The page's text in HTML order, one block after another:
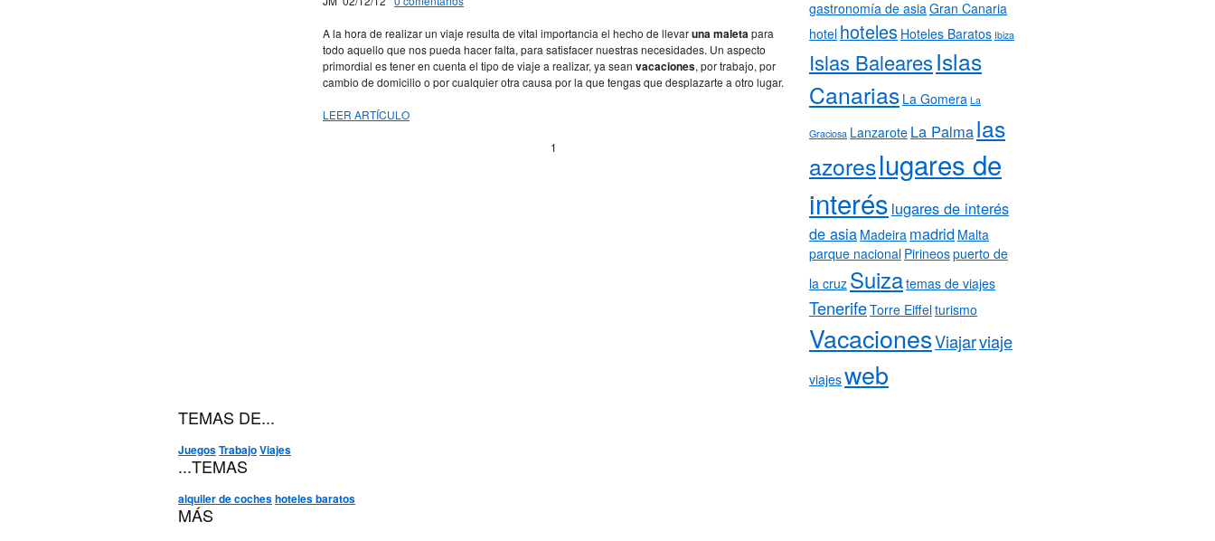
A la hora de realizar un viaje resulta de vital importancia el hecho de llevaruna maletapara
todo aquello que nos pueda hacer falta, para satisfacer nuestras necesidades. Un aspecto
primordial es tener en cuenta el tipo de viaje a realizar, ya sean vacaciones, por trabajo, por
cambio de domicilio o por cualquier otra causa por la que tengas que desplazarte a otro lugar.
LEER ARTÍCULO
1
gastronomía de asiaGran Canaria
hotel hoteles Hoteles Baratos Ibiza
Islas BalearesIslas
Canarias La Gomera La
Graciosa Lanzarote La Palmalas
azoreslugares de
interés lugares de interés
de asia Madeira madrid Malta
parque nacional Pirineospuerto de
la cruz Suizatemas de viajes
TenerifeTorre Eiffelturismo
VacacionesViajarviaje
viajesweb
TEMAS DE...
JuegosTrabajoViajes
...TEMAS
alquiler de cocheshoteles baratos
MÁS